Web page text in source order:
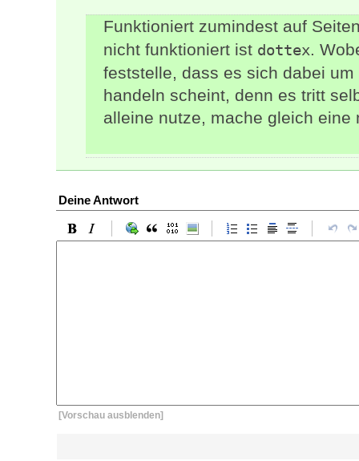
Funktioniert zumindest auf
nicht funktioniert ist dottex.
feststelle, dass es sich dabei
handeln scheint, denn es tritt
alleine nutze, mache gleich eine
Deine Antwort
[Vorschau ausblenden]